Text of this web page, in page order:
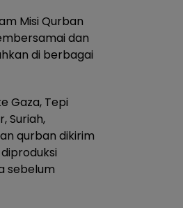
Misi Qurban
dan
di berbagai
Gaza, Tepi
Suriah,
qurban dikirim
sebelum